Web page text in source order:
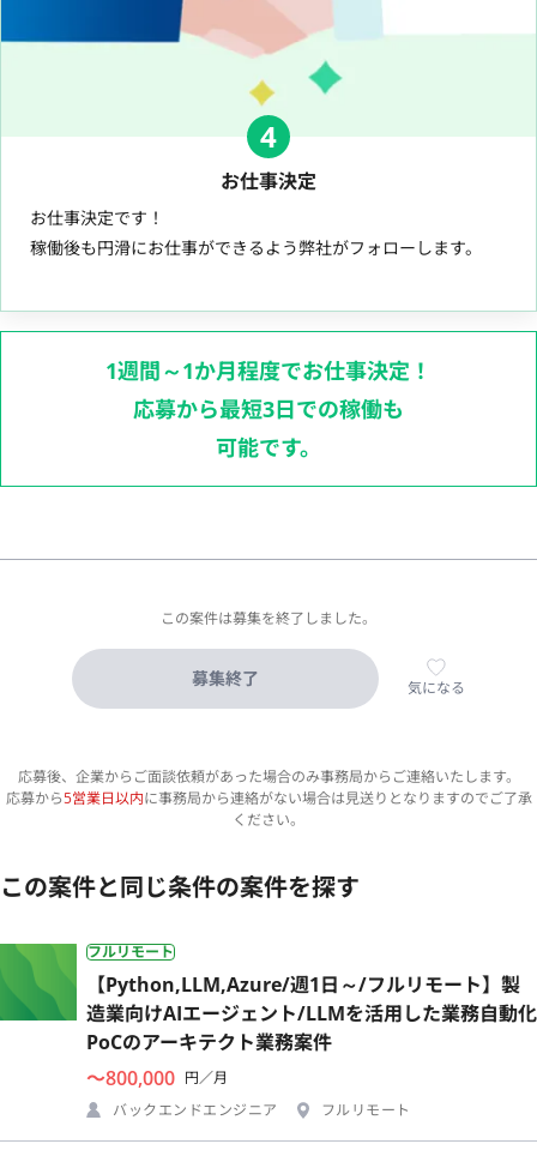
4
お仕事決定
お仕事決定です！
稼働後も円滑にお仕事ができるよう弊社がフォローします。
1週間～1か月程度でお仕事決定！
応募から最短3日での稼働も
可能です。
この案件は募集を終了しました。
募集終了 気になる
応募後、企業からご面談依頼があった場合のみ事務局からご連絡いたします。
応募から5営業日以内に事務局から連絡がない場合は見送りとなりますのでご了承
ください。
この案件と同じ条件の案件を探す
フルリモート
【Python,LLM,Azure/週1日～/フルリモート】製
造業向けAIエージェント/LLMを活用した業務自動化
PoCのアーキテクト業務案件
〜800,000 円／月
バックエンドエンジニア
フルリモート